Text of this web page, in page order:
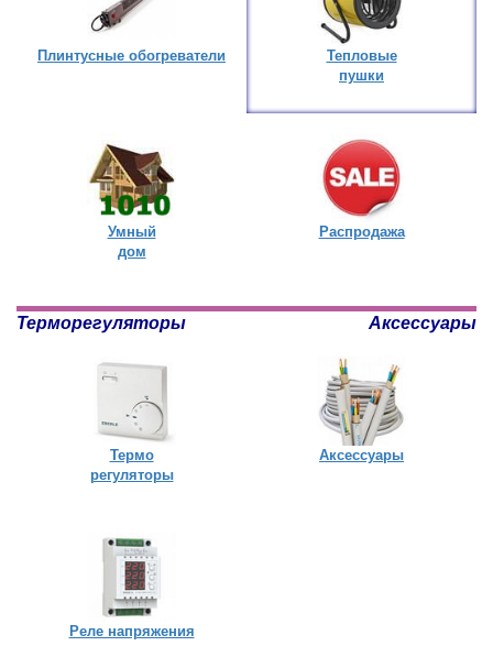
Плинтусные обогреватели
Тепловые
пушки
Умный
дом
Распродажа
Терморегуляторы Аксессуары
Термо
регуляторы
Аксессуары
Реле напряжения